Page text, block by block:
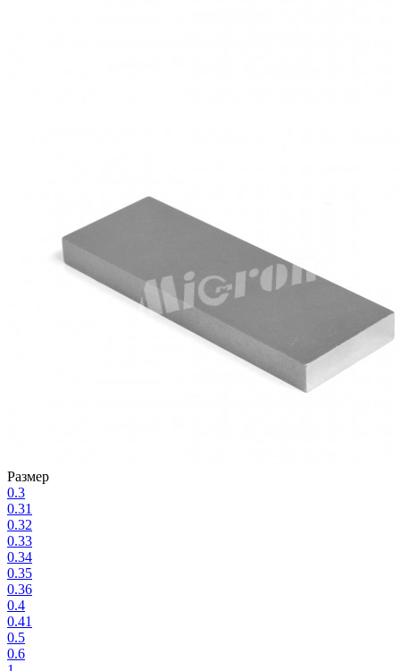
Размер
0.3
0.31
0.32
0.33
0.34
0.35
0.36
0.4
0.41
0.5
0.6